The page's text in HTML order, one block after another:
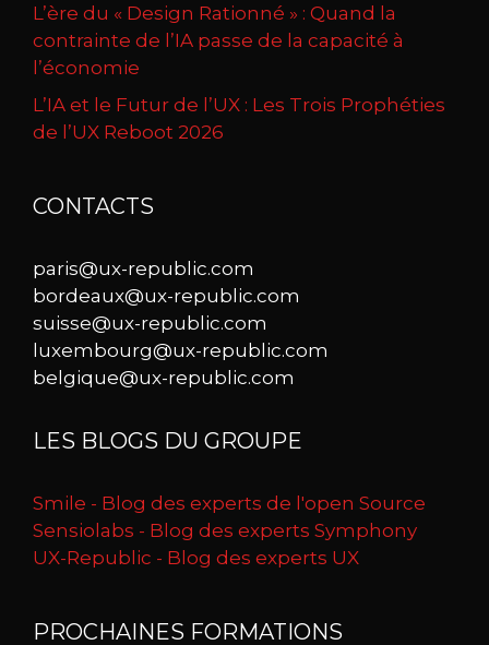
L’ère du « Design Rationné » : Quand la
contrainte de l’IA passe de la capacité à
l’économie
L’IA et le Futur de l’UX : Les Trois Prophéties
de l’UX Reboot 2026
CONTACTS
paris@ux-republic.com
bordeaux@ux-republic.com
suisse@ux-republic.com
luxembourg@ux-republic.com
belgique@ux-republic.com
LES BLOGS DU GROUPE
Smile - Blog des experts de l'open Source
Sensiolabs - Blog des experts Symphony
UX-Republic - Blog des experts UX
PROCHAINES FORMATIONS